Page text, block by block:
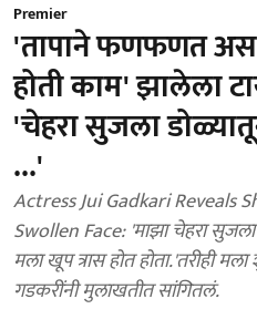
Premier
'तापाने फणफणत
होती काम' झालेला
'चेहरा सुजला
...'
Actress Jui Gadkari Reveals
Swollen Face: 'माझा चेहरा सुजला
मला खूप त्रास होत होता.'तरीही
गडकरींनी मुलाखतीत सांगितलं.